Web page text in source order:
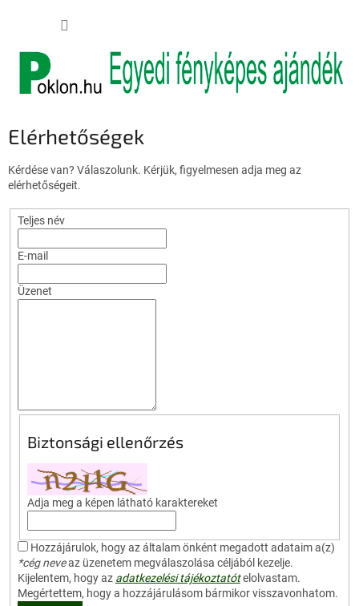
tartalomhoz
Elérhetőségek
Kérdése van? Válaszolunk. Kérjük, figyelmesen adja meg az
elérhetőségeit.
Teljes név
E-mail
Üzenet
Biztonsági ellenőrzés
Adja meg a képen látható karaktereket
Hozzájárulok, hogy az általam önként megadott adataim a(z)
*cég neveaz üzenetem megválaszolása céljából kezelje.
Kijelentem, hogy az adatkezelési tájékoztatótelolvastam.
Megértettem, hogy a hozzájárulásom bármikor visszavonhatom.